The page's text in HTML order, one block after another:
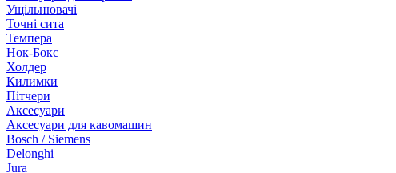
Ущільнювачі
Точні сита
Темпера
Нок-Бокс
Холдер
Килимки
Пітчери
Аксесуари
Аксесуари для кавомашин
Bosch / Siemens
Delonghi
Jura